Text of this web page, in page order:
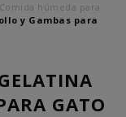
Comida húmeda para
y Gambas para
GATO